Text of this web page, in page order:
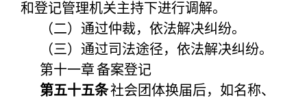
和登记管理机关主持下进行调解。
（二）通过仲裁，依法解决纠纷。
（三）通过司法途径，依法解决纠纷。
第十一章备案登记
第五十五条社会团体换届后，如名称、